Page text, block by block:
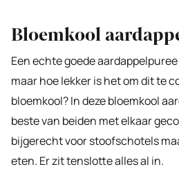
Bloemkool
Een echte goede
maar hoe lekker is het om dit te
bloemkool? In deze bloemkool
beste van beiden met elkaar
bijgerecht voor stoofschotels
eten. Er zit tenslotte alles al in.